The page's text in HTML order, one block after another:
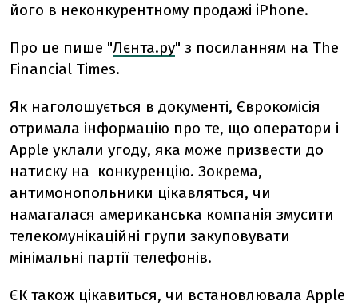
його в неконкурентному продажі iPhone.
Про це пише "Лєнта.ру" з посиланням на The
Financial Times.
Як наголошується в документі, Єврокомісія
отримала інформацію про те, що оператори і
Apple уклали угоду, яка може призвести до
натиску на конкуренцію. Зокрема,
антимонопольники цікавляться, чи
намагалася американська компанія змусити
телекомунікаційні групи закуповувати
мінімальні партії телефонів.
ЄК також цікавиться, чи встановлювала Apple